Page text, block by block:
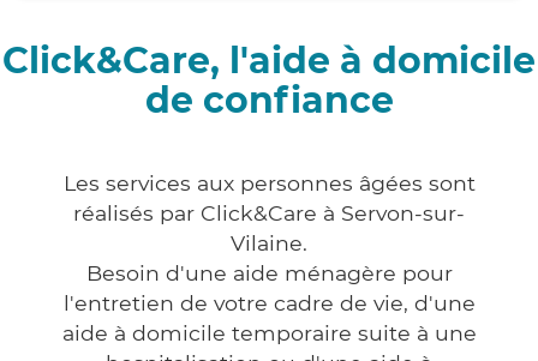
Click&Care, l'aide à domicile
de confiance
Les services aux personnes âgées sont
réalisés par Click&Care à Servon-sur-
Vilaine.
Besoin d'une aide ménagère pour
l'entretien de votre cadre de vie, d'une
aide à domicile temporaire suite à une